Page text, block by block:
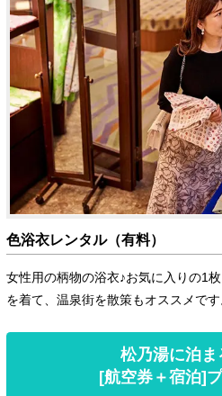
色浴衣レンタル（有料）
女性用の柄物の浴衣♪お気に入りの1
を着て、温泉街を散策もオススメです
松乃湯に泊ま
[航空券＋宿泊]